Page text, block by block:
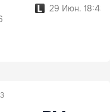
29 Июн. 18:43